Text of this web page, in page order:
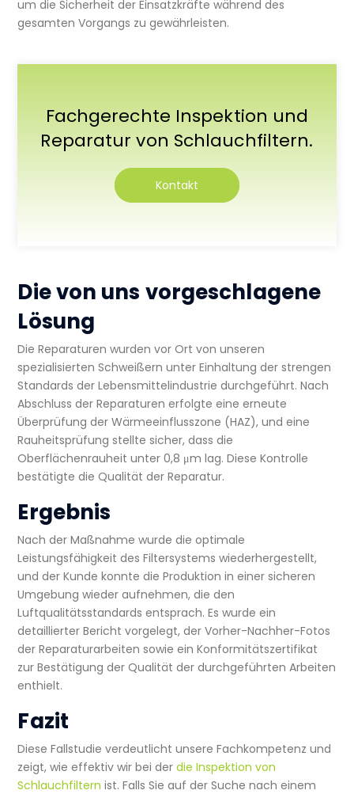
um die Sicherheit der Einsatzkräfte während des
gesamten Vorgangs zu gewährleisten.
Fachgerechte Inspektion und
Reparatur von Schlauchfiltern.
Kontakt
Die von uns vorgeschlagene
Lösung
Die Reparaturen wurden vor Ort von unseren
spezialisierten Schweißern unter Einhaltung der strengen
Standards der Lebensmittelindustrie durchgeführt. Nach
Abschluss der Reparaturen erfolgte eine erneute
Überprüfung der Wärmeeinflusszone (HAZ), und eine
Rauheitsprüfung stellte sicher, dass die
Oberflächenrauheit unter 0,8 μm lag. Diese Kontrolle
bestätigte die Qualität der Reparatur.
Ergebnis
Nach der Maßnahme wurde die optimale
Leistungsfähigkeit des Filtersystems wiederhergestellt,
und der Kunde konnte die Produktion in einer sicheren
Umgebung wieder aufnehmen, die den
Luftqualitätsstandards entsprach. Es wurde ein
detaillierter Bericht vorgelegt, der Vorher-Nachher-Fotos
der Reparaturarbeiten sowie ein Konformitätszertifikat
zur Bestätigung der Qualität der durchgeführten Arbeiten
enthielt.
Fazit
Diese Fallstudie verdeutlicht unsere Fachkompetenz und
zeigt, wie effektiv wir bei derdie Inspektion von
Schlauchfiltern ist. Falls Sie auf der Suche nach einem